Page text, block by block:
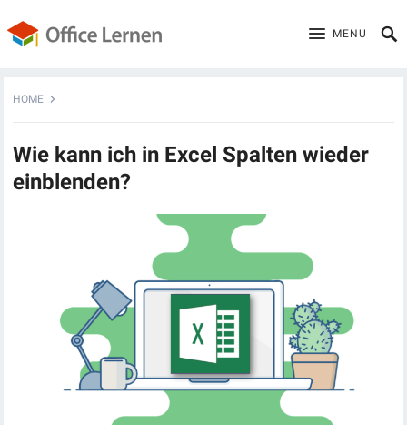
MENU
HOME
Wie kann ich in Excel Spalten wieder
einblenden?